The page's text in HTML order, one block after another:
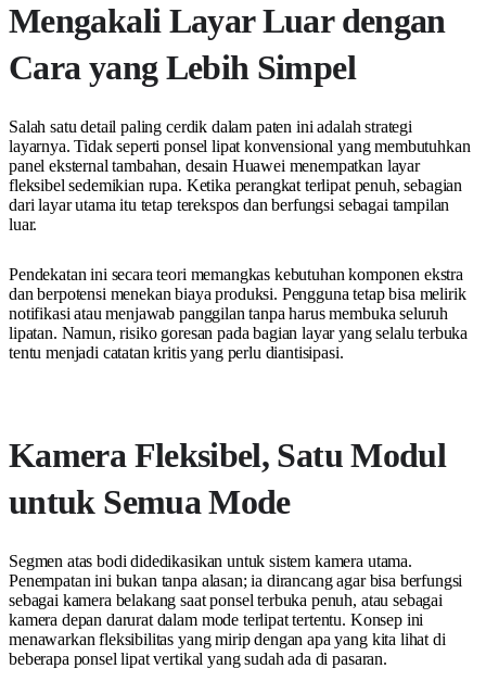
Mengakali Layar Luar dengan
Cara yang Lebih Simpel
Salah satu detail paling cerdik dalam paten ini adalah strategi
layarnya. Tidak seperti ponsel lipat konvensional yang membutuhkan
panel eksternal tambahan, desain Huawei menempatkan layar
fleksibel sedemikian rupa. Ketika perangkat terlipat penuh, sebagian
dari layar utama itu tetap terekspos dan berfungsi sebagai tampilan
luar.
Pendekatan ini secara teori memangkas kebutuhan komponen ekstra
dan berpotensi menekan biaya produksi. Pengguna tetap bisa melirik
notifikasi atau menjawab panggilan tanpa harus membuka seluruh
lipatan. Namun, risiko goresan pada bagian layar yang selalu terbuka
tentu menjadi catatan kritis yang perlu diantisipasi.
Kamera Fleksibel, Satu Modul
untuk Semua Mode
Segmen atas bodi didedikasikan untuk sistem kamera utama.
Penempatan ini bukan tanpa alasan; ia dirancang agar bisa berfungsi
sebagai kamera belakang saat ponsel terbuka penuh, atau sebagai
kamera depan darurat dalam mode terlipat tertentu. Konsep ini
menawarkan fleksibilitas yang mirip dengan apa yang kita lihat di
beberapa ponsel lipat vertikal yang sudah ada di pasaran.